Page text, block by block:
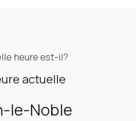
heure est-il?
actuelle
le-Noble